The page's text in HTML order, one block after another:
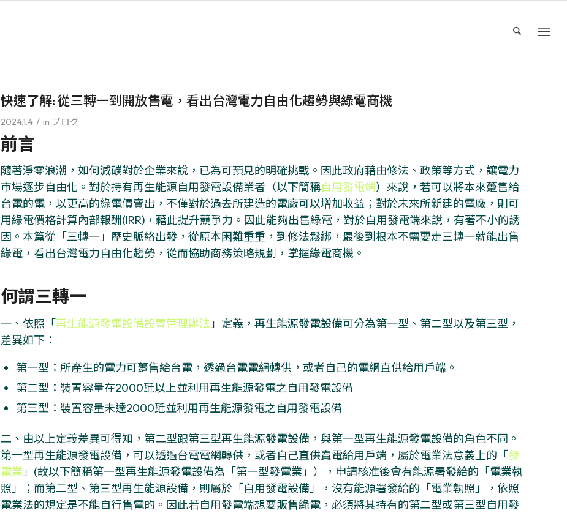
快速了解: 從三轉一到開放售電，看出台灣電力自由化趨勢與綠電商機
2024.1.4 / in ブログ
前言
隨著淨零浪潮，如何減碳對於企業來說，已為可預見的明確挑戰。因此政府藉由修法、政策等方式，讓電力
市場逐步自由化。對於持有再生能源自用發電設備業者（以下簡稱自用發電端）來說，若可以將本來躉售給
台電的電，以更高的綠電價賣出，不僅對於過去所建造的電廠可以增加收益；對於未來所新建的電廠，則可
用綠電價格計算內部報酬(IRR)，藉此提升競爭力。因此能夠出售綠電，對於自用發電端來說，有著不小的誘
因。本篇從「三轉一」歷史脈絡出發，從原本困難重重，到修法鬆綁，最後到根本不需要走三轉一就能出售
綠電，看出台灣電力自由化趨勢，從而協助商務策略規劃，掌握綠電商機。
何謂三轉一
一、依照「再生能源發電設備設置管理辦法 」定義，再生能源發電設備可分為第一型、第二型以及第三型，
差異如下：
第一型：所產生的電力可躉售給台電，透過台電電網轉供，或者自己的電網直供給用戶端。
第二型：裝置容量在2000瓩以上並利用再生能源發電之自用發電設備
第三型：裝置容量未達2000瓩並利用再生能源發電之自用發電設備
二、由以上定義差異可得知，第二型跟第三型再生能源發電設備，與第一型再生能源發電設備的角色不同。
第一型再生能源發電設備，可以透過台電電網轉供，或者自己直供賣電給用戶端，屬於電業法意義上的「發
電業」(故以下簡稱第一型再生能源發電設備為「第一型發電業」），申請核准後會有能源署發給的「電業執
照」；而第二型、第三型再生能源設備，則屬於「自用發電設備」，沒有能源署發給的「電業執照」，依照
電業法的規定是不能自行售電的。因此若自用發電端想要販售綠電，必須將其持有的第二型或第三型自用發